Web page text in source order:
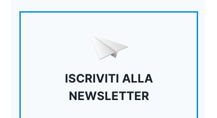
ISCRIVITI ALLA
NEWSLETTER